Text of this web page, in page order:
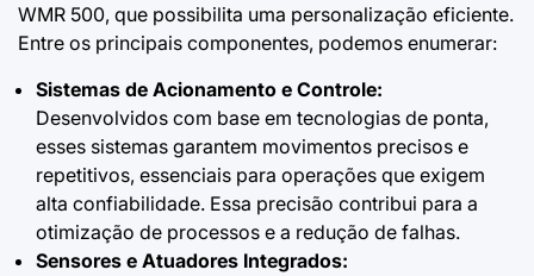
WMR 500, que possibilita uma personalização eficiente.
Entre os principais componentes, podemos enumerar:
Sistemas de Acionamento e Controle:
Desenvolvidos com base em tecnologias de ponta,
esses sistemas garantem movimentos precisos e
repetitivos, essenciais para operações que exigem
alta confiabilidade. Essa precisão contribui para a
otimização de processos e a redução de falhas.
Sensores e Atuadores Integrados: